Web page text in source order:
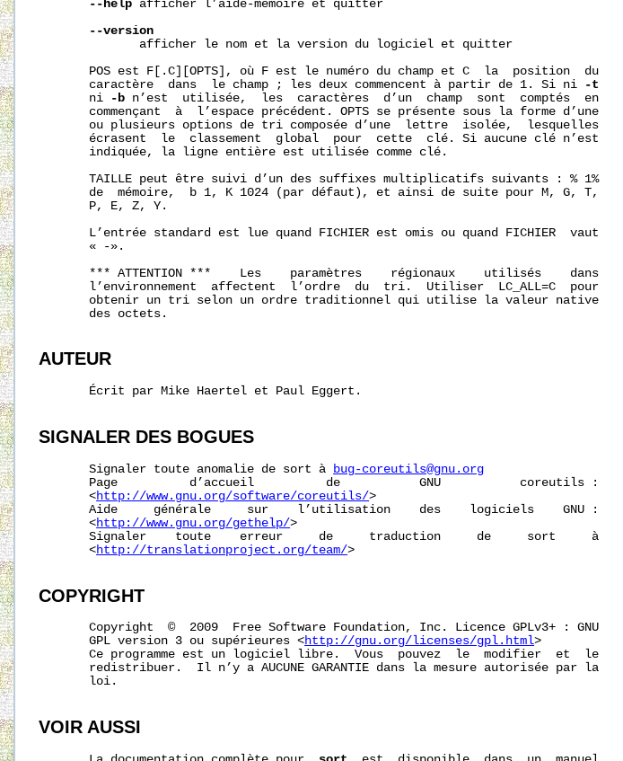
--help afficher l’aide-mémoire et quitter
--version
              afficher le nom et la version du logiciel et quitter
       POS est F[.C][OPTS], où F est le numéro du champ et C  la  position  du
       caractère  dans  le champ ; les deux commencent à partir de 1. Si ni
-t
       ni
-b n’est  utilisée,  les  caractères  d’un  champ  sont  comptés  en
       commençant  à  l’espace précédent. OPTS se présente sous la forme d’une
       ou plusieurs options de tri composée d’une  lettre  isolée,  lesquelles
       écrasent  le  classement  global  pour  cette  clé. Si aucune clé n’est
       indiquée, la ligne entière est utilisée comme clé.
       TAILLE peut être suivi d’un des suffixes multiplicatifs suivants : % 1%
       de  mémoire,  b 1, K 1024 (par défaut), et ainsi de suite pour M, G, T,
       P, E, Z, Y.
       L’entrée standard est lue quand FICHIER est omis ou quand FICHIER  vaut
       « -».
       *** ATTENTION ***    Les    paramètres    régionaux    utilisés    dans
       l’environnement  affectent  l’ordre  du  tri.  Utiliser  LC_ALL=C  pour
       obtenir un tri selon un ordre traditionnel qui utilise la valeur native
       des octets.
AUTEUR
       Écrit par Mike Haertel et Paul Eggert.
SIGNALER DES BOGUES
       Signaler toute anomalie de sort à
bug-coreutils@gnu.org
       Page          d’accueil          de           GNU           coreutils :
       <
http://www.gnu.org/software/coreutils/>
       Aide     générale     sur    l’utilisation    des    logiciels    GNU :
       <
http://www.gnu.org/gethelp/>
       Signaler    toute    erreur     de     traduction     de     sort     à
       <
http://translationproject.org/team/>
COPYRIGHT
       Copyright  ©  2009  Free Software Foundation, Inc. Licence GPLv3+ : GNU
       GPL version 3 ou supérieures <
http://gnu.org/licenses/gpl.html>
       Ce programme est un logiciel libre.  Vous  pouvez  le  modifier  et  le
       redistribuer.  Il n’y a AUCUNE GARANTIE dans la mesure autorisée par la
       loi.
VOIR AUSSI